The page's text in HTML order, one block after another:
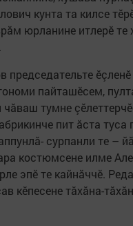
кунта та килсе
юрланине итлерӗ те
председательте
пайташӗсем,
тумне
пит ăста туса
сурпанли те –
костюмсене илме
эпӗ те кайнăччӗ.
кӗпесене тăхăна-